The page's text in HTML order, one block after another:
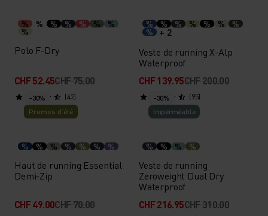
% % % % % % %
%
Polo F-Dry
CHF 52.45CHF 75.00
(42)
% % % % % %
%
% + 2
Veste de running X-Alp
Waterproof
CHF 139.95CHF 200.00
(95)
-30%
Promos d’été
% % % % % % %
Haut de running Essential
Demi-Zip
CHF 49.00CHF 70.00
-30%
Imperméable
% % % %
Veste de running
Zeroweight Dual Dry
Waterproof
CHF 216.95CHF 310.00